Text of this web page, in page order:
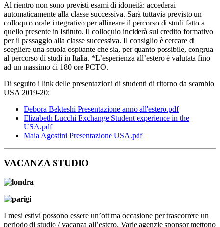
Al rientro non sono previsti esami di idoneità: accederai
automaticamente alla classe successiva. Sarà tuttavia previsto un
colloquio orale integrativo per allineare il percorso di studi fatto a
quello presente in Istituto. Il colloquio inciderà sul credito formativo
per il passaggio alla classe successiva. Il consiglio è cercare di
scegliere una scuola ospitante che sia, per quanto possibile, congrua
al percorso di studi in Italia. *L’esperienza all’estero è valutata fino
ad un massimo di 180 ore PCTO.
Di seguito i link delle presentazioni di studenti di ritorno da scambio
USA 2019-20:
Debora Bekteshi Presentazione anno all'estero.pdf
Elizabeth Lucchi Exchange Student experience in the
USA.pdf
Maia Agostini Presentazione USA.pdf
VACANZA STUDIO
I mesi estivi possono essere un’ottima occasione per trascorrere un
periodo di studio / vacanza all’estero. Varie agenzie sponsor mettono